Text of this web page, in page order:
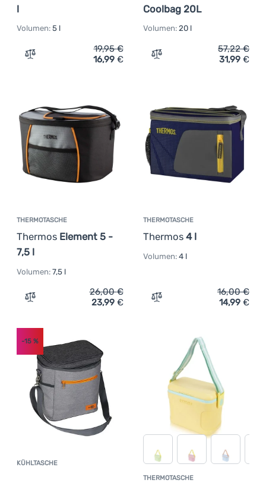
l
Volumen: 5 l
Zum Vergleich 'Kühltasche Bo-Camp Cooler bag 5 l'
19,95€
16,99 €
Coolbag 20L
Volumen: 20 l
Zum Vergleich
57,22€
31,99 €
THERMOTASCHE
Thermos Element 5 -
7,5 l
Volumen: 7,5 l
Zum Vergleich 'Thermotasche Thermos Element 5 - 7,5
26,00€
23,99 €
THERMOTASCHE
Thermos 4 l
Volumen: 4 l
Zum Vergleich
16,00€
14,99 €
KÜHLTASCHE Kundenbewertung
-15 %
THERMOTASCHE